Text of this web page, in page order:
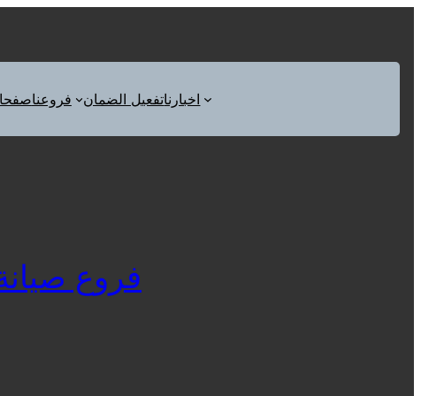
فروعنا تفعيل الضماناخبارنا
فروع صيانة ثلاجة